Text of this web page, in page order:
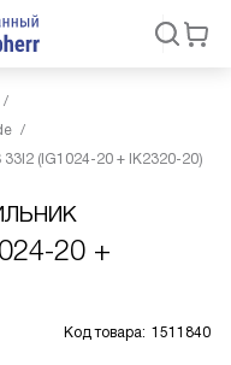
(IG1024-20 + IK2320-20)
20 +
Код товара: 1511840